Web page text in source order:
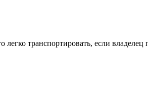
легко транспортировать, если